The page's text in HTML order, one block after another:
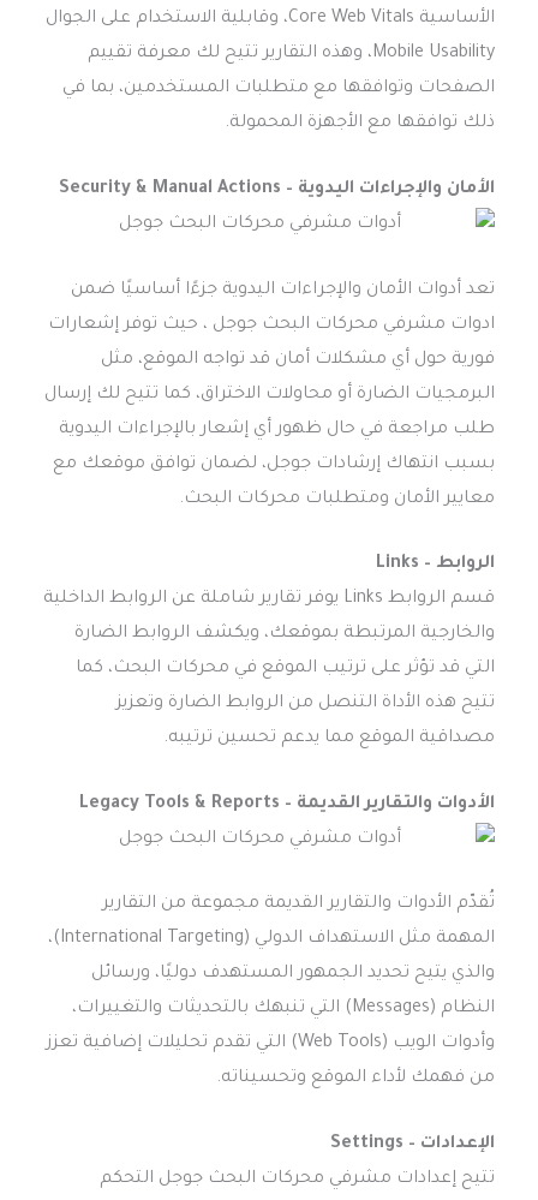
الأساسية Core Web Vitals، وقابلية الاستخدام على الجوال
Mobile Usability، وهذه التقارير تتيح لك معرفة تقييم
الصفحات وتوافقها مع متطلبات المستخدمين، بما في
ذلك توافقها مع الأجهزة المحمولة.
الأمان والإجراءات اليدوية – Security & Manual Actions
تعد أدوات الأمان والإجراءات اليدوية جزءًا أساسيًا ضمن
ادوات مشرفي محركات البحث جوجل ، حيث توفر إشعارات
فورية حول أي مشكلات أمان قد تواجه الموقع، مثل
البرمجيات الضارة أو محاولات الاختراق، كما تتيح لك إرسال
طلب مراجعة في حال ظهور أي إشعار بالإجراءات اليدوية
بسبب انتهاك إرشادات جوجل، لضمان توافق موقعك مع
معايير الأمان ومتطلبات محركات البحث.
الروابط – Links
قسم الروابط Links يوفر تقارير شاملة عن الروابط الداخلية
والخارجية المرتبطة بموقعك، ويكشف الروابط الضارة
التي قد تؤثر على ترتيب الموقع في محركات البحث، كما
تتيح هذه الأداة التنصل من الروابط الضارة وتعزيز
مصداقية الموقع مما يدعم تحسين ترتيبه.
الأدوات والتقارير القديمة – Legacy Tools & Reports
تُقدّم الأدوات والتقارير القديمة مجموعة من التقارير
المهمة مثل الاستهداف الدولي (International Targeting)،
والذي يتيح تحديد الجمهور المستهدف دوليًا، ورسائل
النظام (Messages) التي تنبهك بالتحديثات والتغييرات،
وأدوات الويب (Web Tools) التي تقدم تحليلات إضافية تعزز
من فهمك لأداء الموقع وتحسيناته.
الإعدادات – Settings
تتيح إعدادات مشرفي محركات البحث جوجل التحكم